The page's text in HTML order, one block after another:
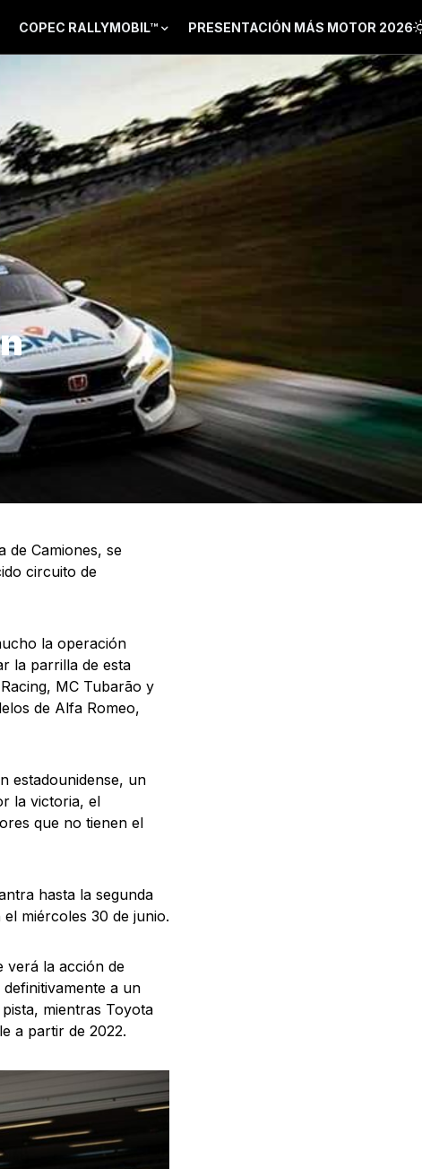
COPEC RALLYMOBIL™ PRESENTACIÓN MÁS MOTOR 2026
de Camiones, se
circuito de
la operación
la parrilla de esta
MC Tubarão y
de Alfa Romeo,
estadounidense, un
la victoria, el
que no tienen el
hasta la segunda
miércoles 30 de junio.
verá la acción de
a un
mientras Toyota
a partir de 2022.